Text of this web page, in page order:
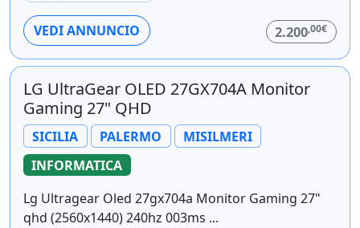
VEDI ANNUNCIO 2.200,00€
LG UltraGear OLED 27GX704A Monitor
Gaming 27" QHD
SICILIA PALERMO
MISILMERI
INFORMATICA
Lg Ultragear Oled 27gx704a Monitor Gaming 27"
qhd (2560x1440) 240hz 003ms ...